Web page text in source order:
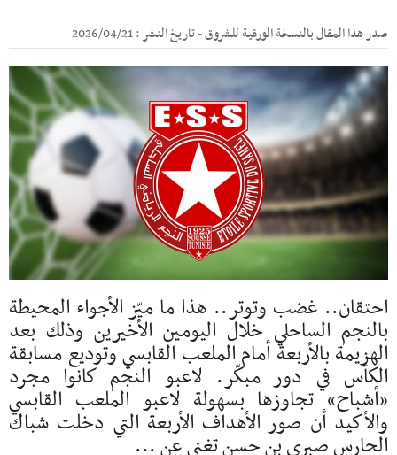
صدر هذا المقال بالنسخة الورقية للشروق - تاريخ النشر : 2026/04/21
احتقان.. غضب وتوتر.. هذا ما ميّز الأجواء المحيطة
بالنجم الساحلي خلال اليومين الأخيرين وذلك بعد
الهزيمة بالأربعة أمام الملعب القابسي وتوديع مسابقة
الكأس في دور مبكّر. لاعبو النجم كانوا مجرد
«أشباح» تجاوزها بسهولة لاعبو الملعب القابسي
والأكيد أن صور الأهداف الأربعة التي دخلت شباك
الحارس صبري بن حسن تغني عن ...